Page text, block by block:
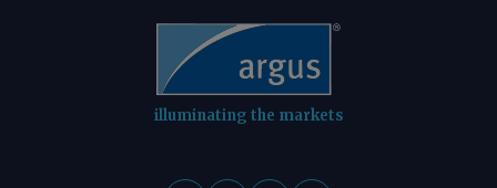
illuminating the markets